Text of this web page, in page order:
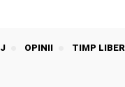
OPINII TIMP LIBER